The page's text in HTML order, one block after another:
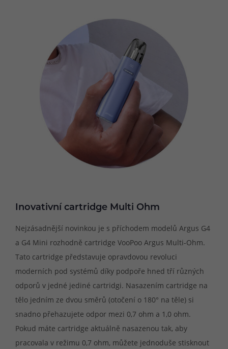
Inovativní cartridge Multi Ohm
Nejzásadnější novinkou je s příchodem modelů Argus G4
a G4 Mini rozhodně cartridge VooPoo Argus Multi-Ohm.
Tato cartridge představuje opravdovou revoluci
moderních pod systémů díky podpoře hned tří různých
odporů v jedné jediné cartridgi. Nasazením cartridge na
tělo jedním ze dvou směrů (otočení o 180° na těle) si
snadno přehazujete odpor mezi 0,7 ohm a 1,0 ohm.
Pokud máte cartridge aktuálně nasazenou tak, aby
pracovala v režimu 0,7 ohm, můžete jednoduše stisknout